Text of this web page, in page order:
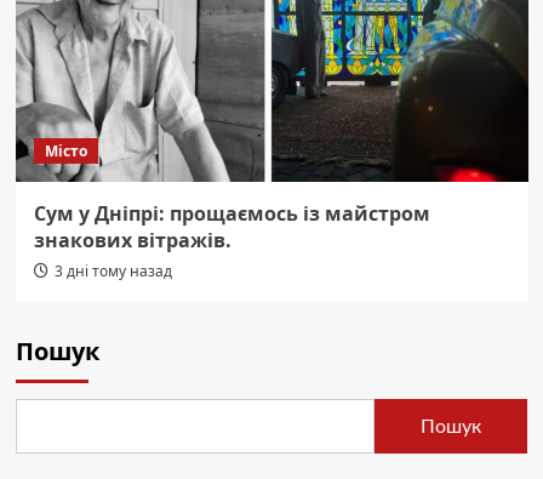
Місто
Сум у Дніпрі: прощаємось із майстром
знакових вітражів.
3 дні тому назад
Пошук
Пошук